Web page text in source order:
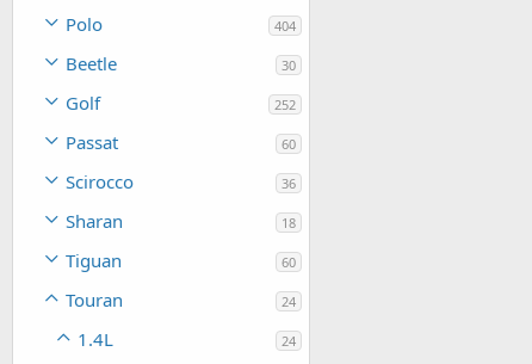
Polo 404
Beetle 30
Golf 252
Passat 60
Scirocco 36
Sharan 18
Tiguan 60
Touran 24
1.4L 24